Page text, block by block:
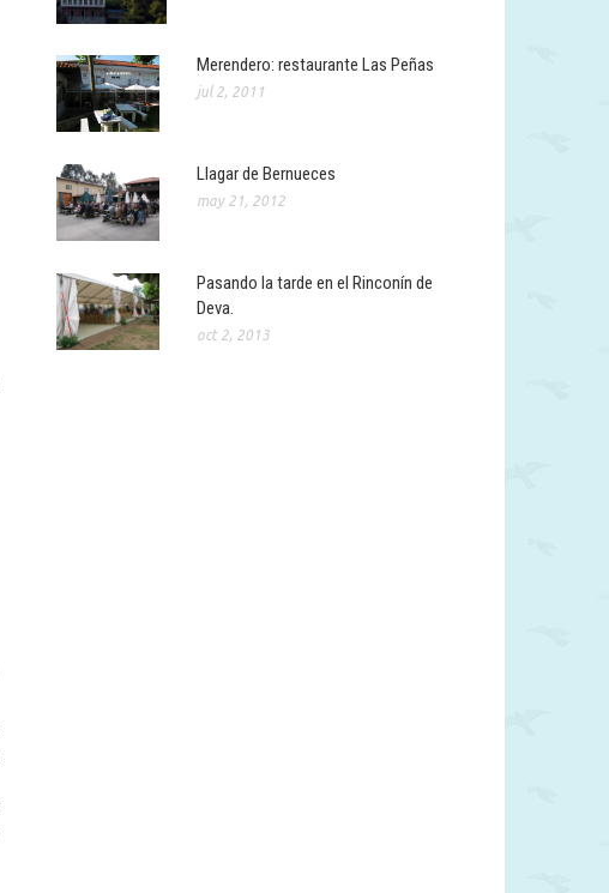
Merendero: restaurante Las Peñas
jul 2, 2011
Llagar de Bernueces
may 21, 2012
Pasando la tarde en el Rinconín de
Deva.
oct 2, 2013